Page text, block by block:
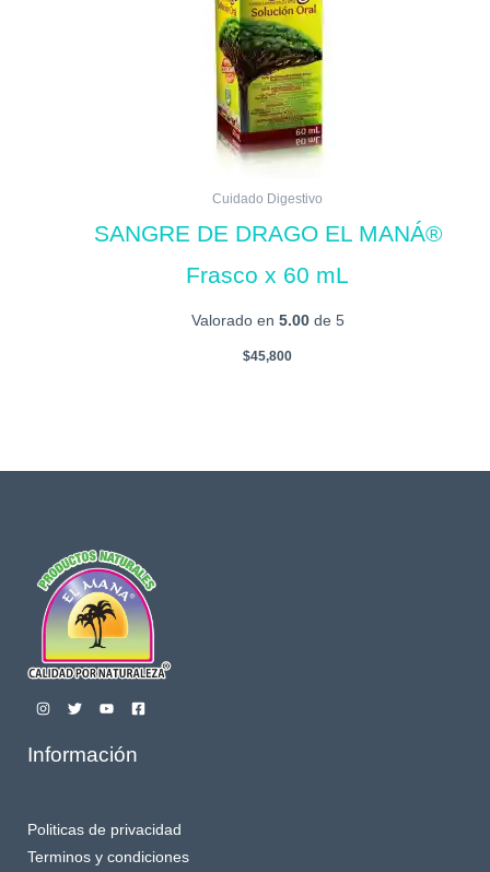
Cuidado Digestivo
SANGRE DE DRAGO EL MANÁ®
Frasco x 60 mL
Valorado en 5.00de 5
$45,800
Información
Politicas de privacidad
Terminos y condiciones